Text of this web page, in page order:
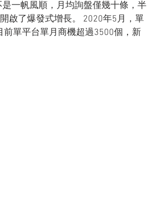
一帆風順，月均詢盤僅幾十條，半
啟了爆發式增長。 2020年5月，單
單平台單月商機超過3500個，新